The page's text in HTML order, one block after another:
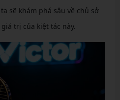
sẽ khám phá sâu về chủ sở
trị của kiệt tác này.